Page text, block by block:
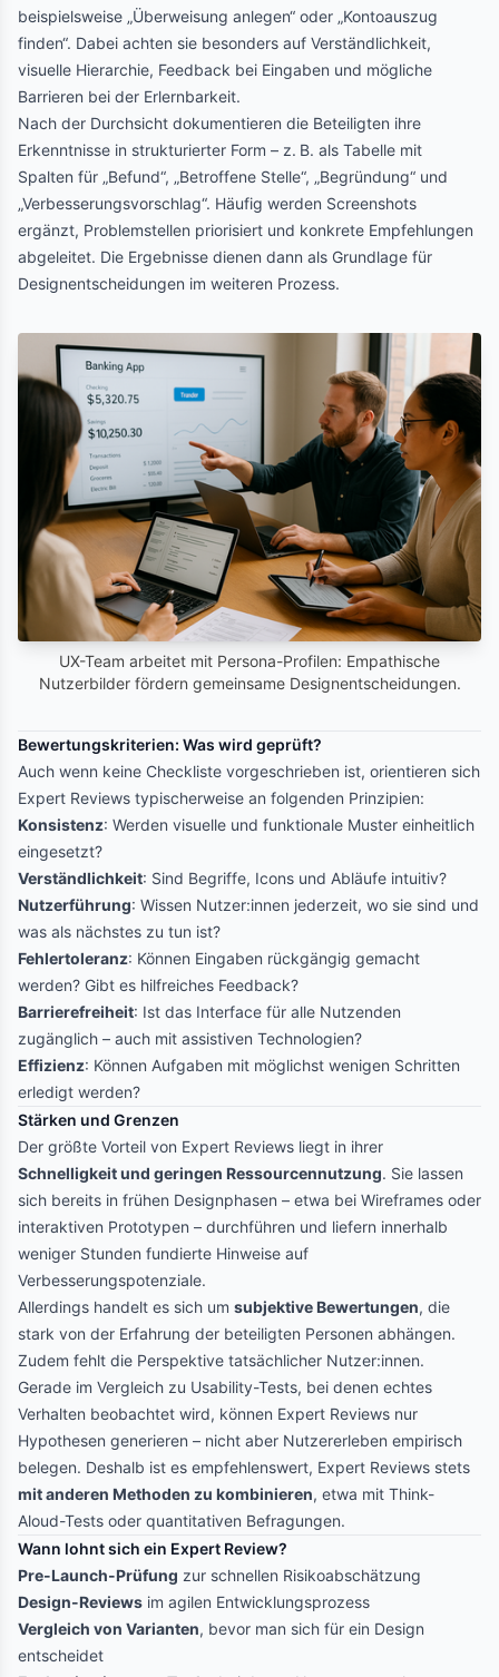
beispielsweise „Überweisung anlegen“ oder „Kontoauszug
finden“. Dabei achten sie besonders auf Verständlichkeit,
visuelle Hierarchie, Feedback bei Eingaben und mögliche
Barrieren bei der Erlernbarkeit.
Nach der Durchsicht dokumentieren die Beteiligten ihre
Erkenntnisse in strukturierter Form – z. B. als Tabelle mit
Spalten für „Befund“, „Betroffene Stelle“, „Begründung“ und
„Verbesserungsvorschlag“. Häufig werden Screenshots
ergänzt, Problemstellen priorisiert und konkrete Empfehlungen
abgeleitet. Die Ergebnisse dienen dann als Grundlage für
Designentscheidungen im weiteren Prozess.
UX-Team arbeitet mit Persona-Profilen: Empathische
Nutzerbilder fördern gemeinsame Designentscheidungen.
Bewertungskriterien: Was wird geprüft?
Auch wenn keine Checkliste vorgeschrieben ist, orientieren sich
Expert Reviews typischerweise an folgenden Prinzipien:
Konsistenz: Werden visuelle und funktionale Muster einheitlich
eingesetzt?
Verständlichkeit: Sind Begriffe, Icons und Abläufe intuitiv?
Nutzerführung: Wissen Nutzer:innen jederzeit, wo sie sind und
was als nächstes zu tun ist?
Fehlertoleranz: Können Eingaben rückgängig gemacht
werden? Gibt es hilfreiches Feedback?
Barrierefreiheit: Ist das Interface für alle Nutzenden
zugänglich – auch mit assistiven Technologien?
Effizienz: Können Aufgaben mit möglichst wenigen Schritten
erledigt werden?
Stärken und Grenzen
Der größte Vorteil von Expert Reviews liegt in ihrer
Schnelligkeit und geringen Ressourcennutzung. Sie lassen
sich bereits in frühen Designphasen – etwa bei Wireframes oder
interaktiven Prototypen – durchführen und liefern innerhalb
weniger Stunden fundierte Hinweise auf
Verbesserungspotenziale.
Allerdings handelt es sich um subjektive Bewertungen, die
stark von der Erfahrung der beteiligten Personen abhängen.
Zudem fehlt die Perspektive tatsächlicher Nutzer:innen.
Gerade im Vergleich zu Usability-Tests, bei denen echtes
Verhalten beobachtet wird, können Expert Reviews nur
Hypothesen generieren – nicht aber Nutzererleben empirisch
belegen. Deshalb ist es empfehlenswert, Expert Reviews stets
mit anderen Methoden zu kombinieren, etwa mit Think-
Aloud-Tests oder quantitativen Befragungen.
Wann lohnt sich ein Expert Review?
Pre-Launch-Prüfung zur schnellen Risikoabschätzung
Design-Reviews im agilen Entwicklungsprozess
Vergleich von Varianten, bevor man sich für ein Design
entscheidet